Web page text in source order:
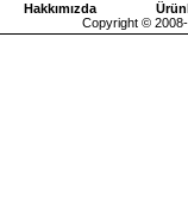
Hakkımızda
Copyright ©